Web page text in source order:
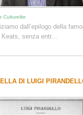
Culturelite
dall’epilogo della
senza entr...
DI LUIGI